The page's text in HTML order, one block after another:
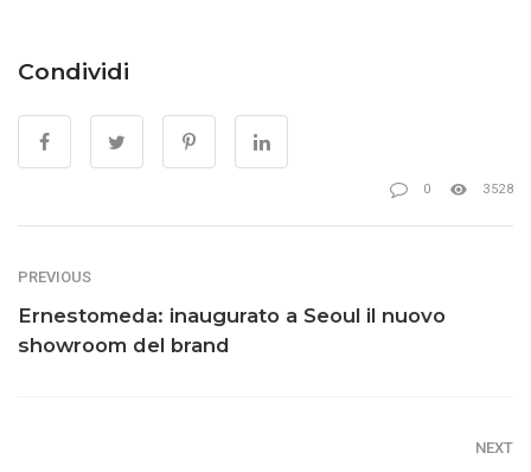
Condividi
0 3528
PREVIOUS
Ernestomeda: inaugurato a Seoul il nuovo
showroom del brand
NEXT